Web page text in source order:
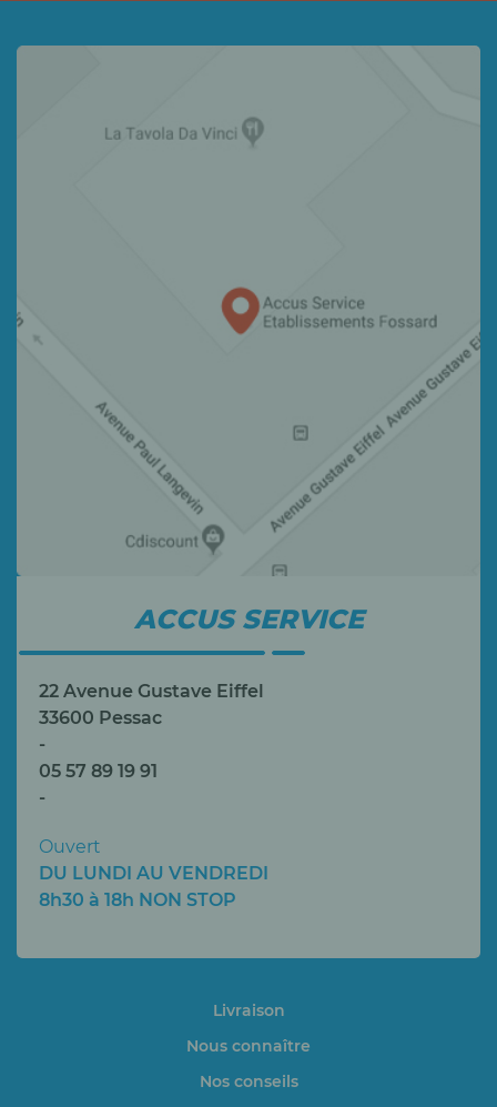
ACCUS SERVICE
22 Avenue Gustave Eiffel
33600 Pessac
-
05 57 89 19 91
-
Ouvert
DU LUNDI AU VENDREDI
8h30 à 18h NON STOP
Livraison
Nous connaître
Nos conseils